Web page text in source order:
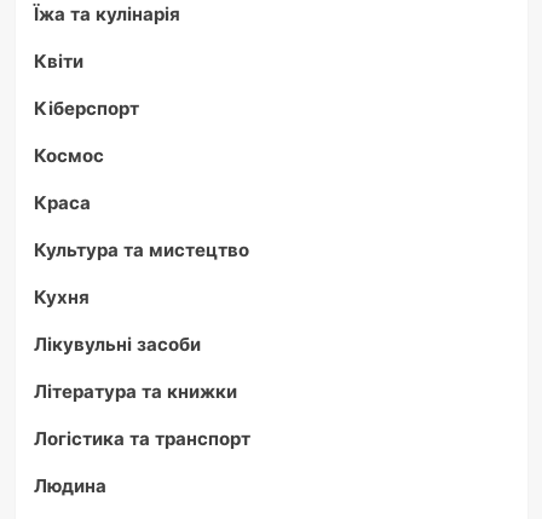
Їжа та кулінарія
Квіти
Кіберспорт
Космос
Краса
Культура та мистецтво
Кухня
Лікувульні засоби
Література та книжки
Логістика та транспорт
Людина